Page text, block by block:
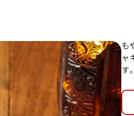
も
ャ
す。